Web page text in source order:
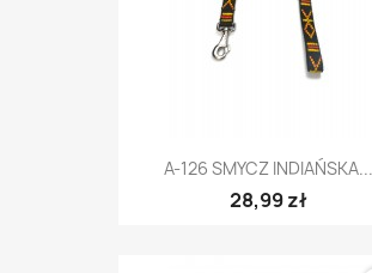
A-126 SMYCZ INDIAŃSKA...
28,99 zł